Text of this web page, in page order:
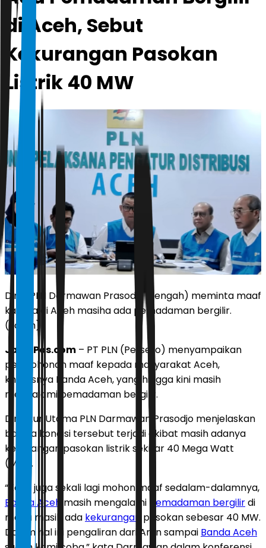
di Aceh, Sebut
Kekurangan Pasokan
Listrik 40 MW
Dirut PLN Darmawan Prasodjo (tengah) meminta maaf
karena di Aceh masiha ada pemadaman bergilir.
(Zoom)
JawaPos.com – PT PLN (Persero) menyampaikan
permohonan maaf kepada masyarakat Aceh,
khususnya Banda Aceh, yang hingga kini masih
mengalami pemadaman bergilir.
Direktur Utama PLN Darmawan Prasodjo menjelaskan
bahwa kondisi tersebut terjadi akibat masih adanya
kekurangan pasokan listrik sekitar 40 Mega Watt
(MW).
“Kami juga sekali lagi mohon maaf sedalam-dalamnya,
Banda Aceh masih mengalamipemadaman bergilirdi
mana masih ada kekurangan pasokan sebesar 40 MW.
Dalam hal ini pengaliran dari Arun sampai Banda Aceh